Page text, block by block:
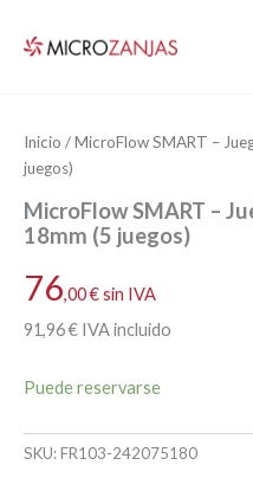
Inicio / MicroFlow SMART –
juegos)
MicroFlow SMART –
18mm (5 juegos)
76,00€sin IVA
91,96€ IVA incluido
Puede reservarse
SKU:FR103-242075180